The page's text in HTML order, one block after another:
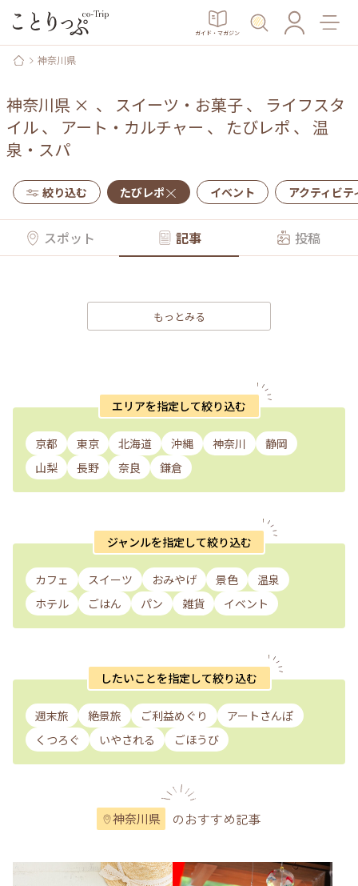
ガイド・マガジン
神奈川県
神奈川県 × 、 スイーツ・お菓子、 ライフスタ
イル、 アート・カルチャー 、 たびレポ 、 温
泉・スパ
絞り込む たびレポ イベント アクティビテ
スポット 記事 投稿
もっとみる
エリアを指定して絞り込む
京都 東京 北海道 沖縄 神奈川
静岡
山梨
長野 奈良 鎌倉
ジャンルを指定して絞り込む
カフェ スイーツ おみやげ 景色
温泉
ホテル
ごはん パン 雑貨 イベント
したいことを指定して絞り込む
週末旅 絶景旅 ご利益めぐり
アートさんぽ
くつろぐ
いやされる ごほうび
神奈川県 のおすすめ記事